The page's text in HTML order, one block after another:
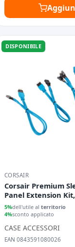
DISPONIBILE
CORSAIR
Corsair Premium
Panel Extension
5%dell'utile al territorio
4%sconto applicato
CASE ACCESSORI
EAN 0843591080026